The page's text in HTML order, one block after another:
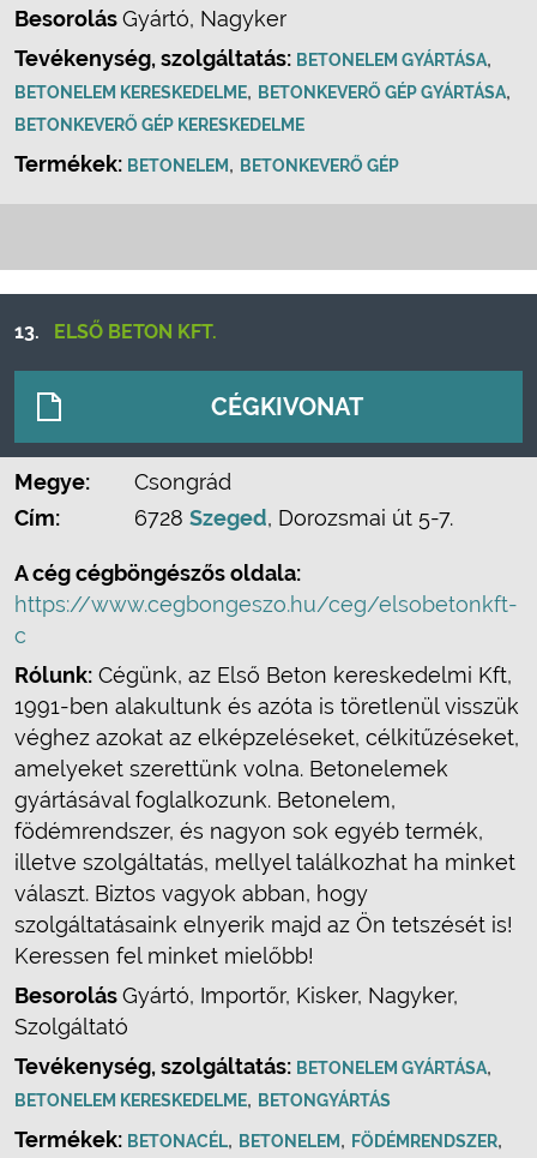
BesorolásGyártó, Nagyker
Tevékenység, szolgáltatás: BETONELEM GYÁRTÁSA,
BETONELEM KERESKEDELME, BETONKEVERŐ GÉP GYÁRTÁSA,
BETONKEVERŐ GÉP KERESKEDELME
Termékek: BETONELEM, BETONKEVERŐ GÉP
13. ELSŐ BETON KFT.
CÉGKIVONAT
Megye:
Csongrád
Cím:
6728 Szeged, Dorozsmai út 5-7.
A cég cégböngészős oldala:
https://www.cegbongeszo.hu/ceg/elsobetonkft-
c
Rólunk: Cégünk, az Első Beton kereskedelmi Kft,
1991-ben alakultunk és azóta is töretlenül visszük
véghez azokat az elképzeléseket, célkitűzéseket,
amelyeket szerettünk volna. Betonelemek
gyártásával foglalkozunk. Betonelem,
födémrendszer, és nagyon sok egyéb termék,
illetve szolgáltatás, mellyel találkozhat ha minket
választ. Biztos vagyok abban, hogy
szolgáltatásaink elnyerik majd az Ön tetszését is!
Keressen fel minket mielőbb!
BesorolásGyártó, Importőr, Kisker, Nagyker,
Szolgáltató
Tevékenység, szolgáltatás: BETONELEM GYÁRTÁSA,
BETONELEM KERESKEDELME, BETONGYÁRTÁS
Termékek: BETONACÉL, BETONELEM, FÖDÉMRENDSZER,